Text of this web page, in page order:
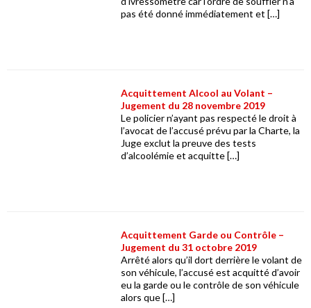
pas été donné immédiatement et […]
Acquittement Alcool au Volant –
Jugement du 28 novembre 2019
Le policier n’ayant pas respecté le droit à
l’avocat de l’accusé prévu par la Charte, la
Juge exclut la preuve des tests
d’alcoolémie et acquitte […]
Acquittement Garde ou Contrôle –
Jugement du 31 octobre 2019
Arrêté alors qu’il dort derrière le volant de
son véhicule, l’accusé est acquitté d’avoir
eu la garde ou le contrôle de son véhicule
alors que […]